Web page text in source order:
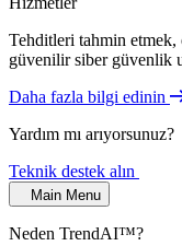
Tehditleri tahmin
güvenilir siber güvenlik
Daha fazla bilgi edinin
Yardım mı arıyorsunuz?
Teknik destek alın
Main Menu
Neden TrendAI™?